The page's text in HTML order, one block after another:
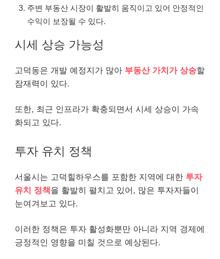
주변 부동산 시장이 활발히 움직이고 있어 안정적인
수익이 보장될 수 있다.
시세 상승 가능성
고덕동은 개발 예정지가 많아 부동산 가치가 상승할
잠재력이 있다.
또한, 최근 인프라가 확충되면서 시세 상승이 가속
화되고 있다.
투자 유치 정책
서울시는 고덕힐하우스를 포함한 지역에 대한 투자
유치 정책을 활발히 펼치고 있어, 많은 투자자들이
눈여겨보고 있다.
이러한 정책은 투자 활성화뿐만 아니라 지역 경제에
긍정적인 영향을 미칠 것으로 예상된다.